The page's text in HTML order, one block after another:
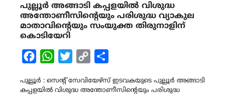
പുല്ലൂർ അങ്ങാടി കപ്പളയിൽ വിശുദ്ധ
അന്തോണീസിന്റെയും പരിശുദ്ധ വ്യാകുല
മാതാവിൻ്റെയും സംയുക്ത തിരുനാളിന്
കൊടിയേറി
FacebookWhatsAppTwitterCopy
പുല്ലൂർ : സെൻ്റ് സേവിയേഴ്സ് ഇടവകയുടെ പുല്ലൂർ അങ്ങാടി
കപ്പളയിൽ വിശുദ്ധ അന്തോണീസിന്റെയും പരിശുദ്ധ